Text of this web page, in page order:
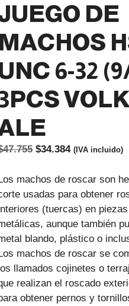
DE
MACHOS
6-32
47.755 El
original
era:
$47.755.
$34.384El
actual
es:
$34.384.
(IVA incluido)
machos de roscar son
usadas para obtener
(tuercas) en
aunque también
blando, plástico o
machos de roscar se
llamados cojinetes o
realizan el roscado
obtener pernos y